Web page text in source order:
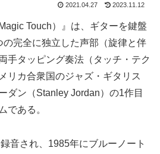
2021.04.27 2023.11.12
Touch）』は、ギターを鍵盤
完全に独立した声部（旋律と伴
手タッピング奏法（タッチ・テク
リカ合衆国のジャズ・ギタリス
ダン（Stanley Jordan）の1作目
である。
音され、1985年にブルーノート